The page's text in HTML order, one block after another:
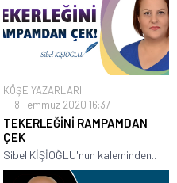
KÖŞE YAZARLARI
8 Temmuz 2020 16:37
TEKERLEĞİNİ RAMPAMDAN
ÇEK
Sibel KİŞİOĞLU'nun kaleminden..